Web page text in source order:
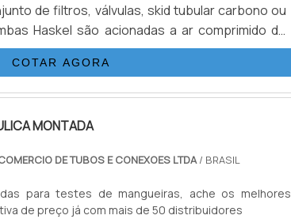
de filtros, válvulas, skid tubular carbono ou
Haskel são acionadas a ar comprimido de
modelos geram altas pressões hidráulicas
bar), nessas configurações. Pa.
COTAR AGORA
MONTADA
DE TUBOS E CONEXOES LTDA/ BRASIL
para testes de mangueiras, ache os melhores
de preço já com mais de 50 distribuidores